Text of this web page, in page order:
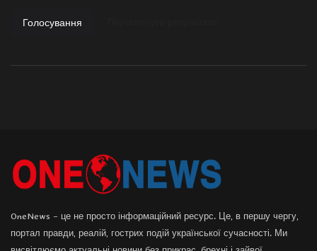
Голосування
OneNews – це не просто інформаційний ресурс. Це, в першу чергу,
портал правди, реалій, гострих подій української сучасності. Ми